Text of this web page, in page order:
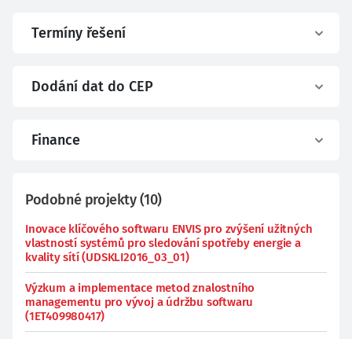
Termíny řešení
Dodání dat do CEP
Finance
Podobné projekty(10)
Inovace klíčového softwaru ENVIS pro zvýšení užitných
vlastností systémů pro sledování spotřeby energie a
kvality sítí (UDSKLI2016_03_01)
Výzkum a implementace metod znalostního
managementu pro vývoj a údržbu softwaru
(1ET409980417)